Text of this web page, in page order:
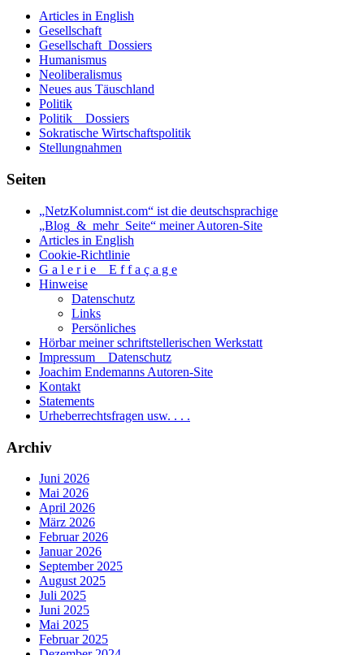
Teil:
«Von
Propaganda
heiligen
Schriften».
Articles in English
Gesellschaft
Gesellschaft_Dossiers
Humanismus
Neoliberalismus
Neues aus Täuschland
Politik
Politik _ Dossiers
Sokratische Wirtschaftspolitik
Stellungnahmen
Seiten
„NetzKolumnist.com“ ist die deutschsprachige
„Blog_&_mehr_Seite“ meiner Autoren-Site
Articles in English
Cookie-Richtlinie
G a l e r i e _ E f f a ç a g e
Hinweise
Datenschutz
Links
Persönliches
Hörbar meiner schriftstellerischen Werkstatt
Impressum _ Datenschutz
Joachim Endemanns Autoren-Site
Kontakt
Statements
Urheberrechtsfragen usw. . . .
Archiv
Juni 2026
Mai 2026
April 2026
März 2026
Februar 2026
Januar 2026
September 2025
August 2025
Juli 2025
Juni 2025
Mai 2025
Februar 2025